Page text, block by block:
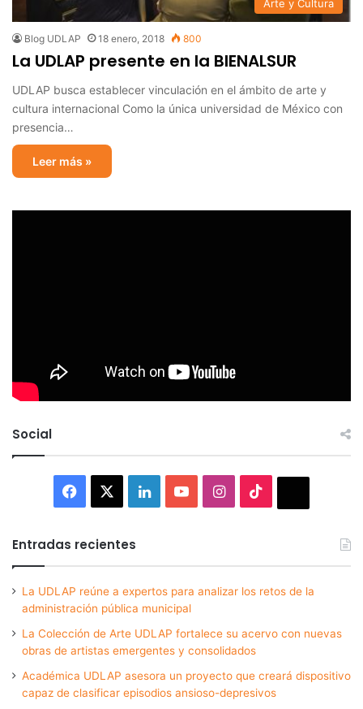
Arte y Cultura
Blog UDLAP 18 enero, 2018 800
La UDLAP presente en la BIENALSUR
UDLAP busca establecer vinculación en el ámbito de arte y
cultura internacional Como la única universidad de México con
presencia…
Leer más »
Social
Facebook LinkedInYouTubeInstagram
Entradas recientes
La UDLAP reúne a expertos para analizar los retos de la
administración pública municipal
La Colección de Arte UDLAP fortalece su acervo con nuevas
obras de artistas emergentes y consolidados
Académica UDLAP asesora un proyecto que creará dispositivo
capaz de clasificar episodios ansioso-depresivos